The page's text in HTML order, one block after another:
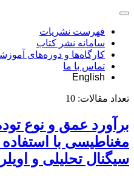
فهرست نشریات
سامانه نشر کتاب
کارگاه‌ها و دوره‌های
تماس با ما
English
تعداد مقالات: 10
برآورد عمق و نوع
مغناطیسی با استفاده
سیگنال تحلیلی و